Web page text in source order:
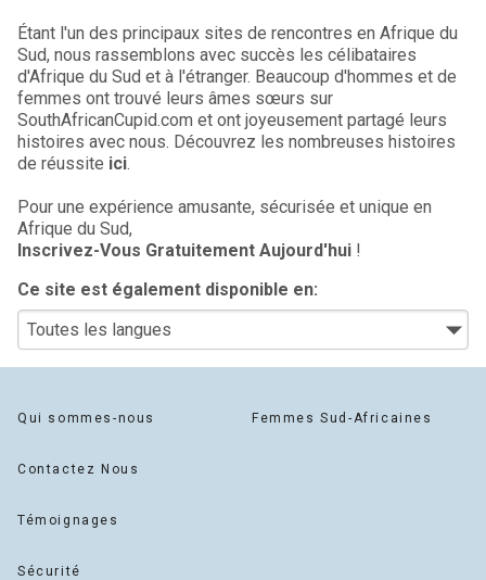
Étant l'un des principaux sites de rencontres en Afrique du
Sud, nous rassemblons avec succès les célibataires
d'Afrique du Sud et à l'étranger. Beaucoup d'hommes et de
femmes ont trouvé leurs âmes sœurs sur
SouthAfricanCupid.com et ont joyeusement partagé leurs
histoires avec nous. Découvrez les nombreuses histoires
de réussite ici.
Pour une expérience amusante, sécurisée et unique en
Afrique du Sud,
Inscrivez-Vous Gratuitement Aujourd'hui !
Ce site est également disponible en:
Qui sommes-nous
Contactez Nous
Témoignages
Sécurité
Femmes Sud-Africaines